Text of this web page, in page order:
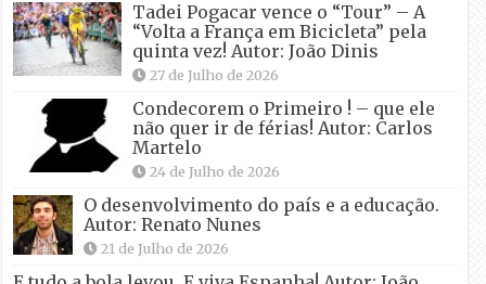
Tadei Pogacar vence o “Tour” – A
“Volta a França em Bicicleta” pela
quinta vez! Autor: João Dinis
27 de Julho de 2026
Condecorem o Primeiro ! – que ele
não quer ir de férias! Autor: Carlos
Martelo
24 de Julho de 2026
O desenvolvimento do país e a educação.
Autor: Renato Nunes
21 de Julho de 2026